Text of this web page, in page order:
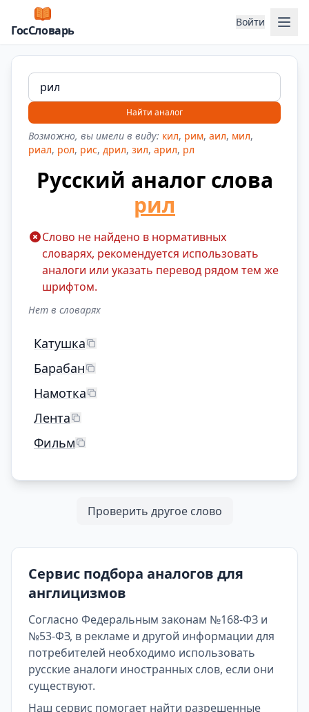
ГосСловарь
Войти
Найти аналог
Возможно, вы имели в виду: кил, рим, аил, мил,
риал, рол, рис, дрил, зил, арил, рл
Русский аналог слова
рил
Слово не найдено в нормативных
словарях, рекомендуется использовать
аналоги или указать перевод рядом тем же
шрифтом.
Нет в словарях
Катушка
Барабан
Намотка
Лента
Фильм
Проверить другое слово
Сервис подбора аналогов для
англицизмов
Согласно Федеральным законам №168-ФЗ и
№53-ФЗ, в рекламе и другой информации для
потребителей необходимо использовать
русские аналоги иностранных слов, если они
существуют.
Наш сервис помогает найти разрешенные